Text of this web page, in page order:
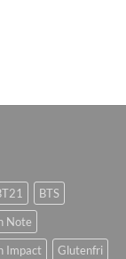
BTS
Note
Impact
Glutenfri